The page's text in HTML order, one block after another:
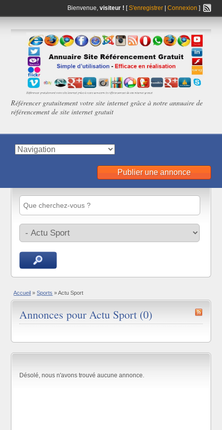
Bienvenue, visiteur ! [S'enregistrer| Connexion ]
Référencer gratuitement votre site internet grâce à notre annuaire de
référencement de site internet gratuit
Publier une annonce
Accueil » Sports » Actu Sport
Annonces pour Actu Sport (0)
Désolé, nous n'avons trouvé aucune annonce.